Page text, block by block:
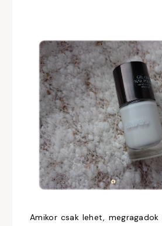
Amikor csak lehet,